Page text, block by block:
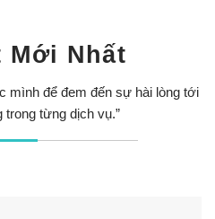
Mới Nhất
mình để đem đến sự hài lòng tới
trong từng dịch vụ.”